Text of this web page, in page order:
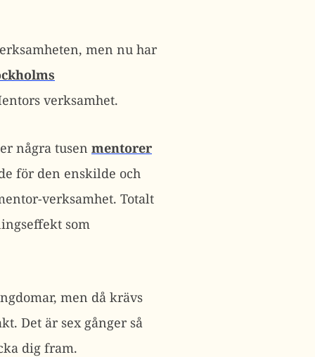
men nu har
verksamhet.
några tusen mentorer
för den enskilde och
verksamhet. Totalt
som
men då krävs
Det är sex gånger så
dig fram.